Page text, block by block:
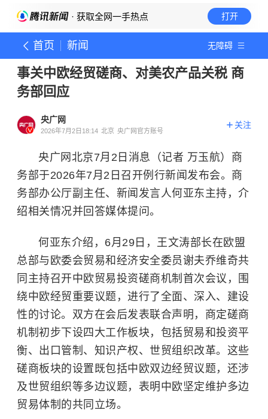
· 获取全网一手热点 打开
首页 新闻 无障碍
事关中欧经贸磋商、对美农产品关税 商
务部回应
央广网
2026年7月2日18:14 北京 央广网官方账号
关注
央广网北京7月2日消息（记者 万玉航）商
务部于2026年7月2日召开例行新闻发布会。商
务部办公厅副主任、新闻发言人何亚东主持，介
绍相关情况并回答媒体提问。
何亚东介绍，6月29日，王文涛部长在欧盟
总部与欧委会贸易和经济安全委员谢夫乔维奇共
同主持召开中欧贸易投资磋商机制首次会议，围
绕中欧经贸重要议题，进行了全面、深入、建设
性的讨论。双方在会后发表联合声明，商定磋商
机制初步下设四大工作板块，包括贸易和投资平
衡、出口管制、知识产权、世贸组织改革。这些
磋商板块的设置既包括中欧双边经贸议题，还涉
及世贸组织等多边议题，表明中欧坚定维护多边
贸易体制的共同立场。